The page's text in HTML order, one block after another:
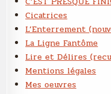
Cicatrices
L’Enterrement
La Ligne Fantôme
Lire et Délires
Mentions légales
Mes oeuvres